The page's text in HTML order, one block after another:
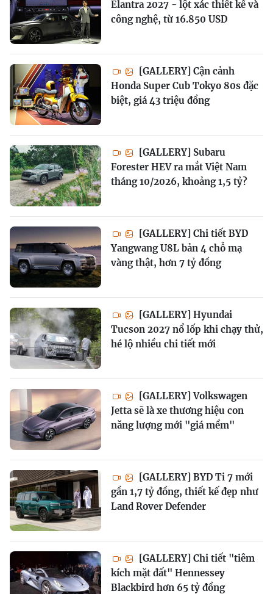
Elantra 2027 - lột xác thiết kế và
công nghệ, từ 16.850 USD
[GALLERY] Cận cảnh
Honda Super Cub Tokyo 80s đặc
biệt, giá 43 triệu đồng
[GALLERY] Subaru
Forester HEV ra mắt Việt Nam
tháng 10/2026, khoảng 1,5 tỷ?
[GALLERY] Chi tiết BYD
Yangwang U8L bản 4 chỗ mạ
vàng thật, hơn 7 tỷ đồng
[GALLERY] Hyundai
Tucson 2027 nổ lốp khi chạy thử,
hé lộ nhiều chi tiết mới
[GALLERY] Volkswagen
Jetta sẽ là xe thương hiệu con
năng lượng mới "giá mềm"
[GALLERY] BYD Ti 7 mới
gần 1,7 tỷ đồng, thiết kế đẹp như
Land Rover Defender
[GALLERY] Chi tiết "tiêm
kích mặt đất" Hennessey
Blackbird hơn 65 tỷ đồng